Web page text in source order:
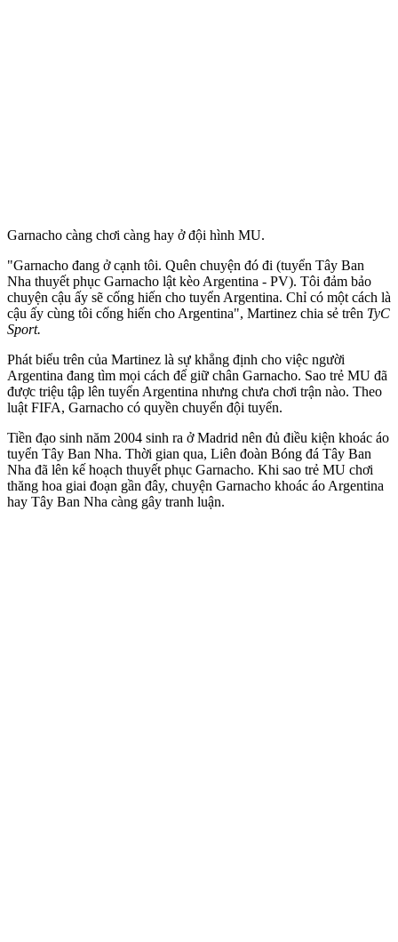
Garnacho càng chơi càng hay ở đội hình MU.
"Garnacho đang ở cạnh tôi. Quên chuyện đó đi (tuyển Tây Ban
Nha thuyết phục Garnacho lật kèo Argentina - PV). Tôi đảm bảo
chuyện cậu ấy sẽ cống hiến cho tuyển Argentina. Chỉ có một cách là
cậu ấy cùng tôi cống hiến cho Argentina", Martinez chia sẻ trên TyC
Sport.
Phát biểu trên của Martinez là sự khẳng định cho việc người
Argentina đang tìm mọi cách để giữ chân Garnacho. Sao trẻ MU đã
được triệu tập lên tuyển Argentina nhưng chưa chơi trận nào. Theo
luật FIFA, Garnacho có quyền chuyển đội tuyển.
Tiền đạo sinh năm 2004 sinh ra ở Madrid nên đủ điều kiện khoác áo
tuyển Tây Ban Nha. Thời gian qua, Liên đoàn Bóng đá Tây Ban
Nha đã lên kế hoạch thuyết phục Garnacho. Khi sao trẻ MU chơi
thăng hoa giai đoạn gần đây, chuyện Garnacho khoác áo Argentina
hay Tây Ban Nha càng gây tranh luận.